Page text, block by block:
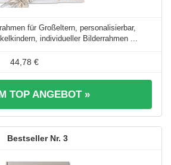
für Großeltern, personalisierbar,
individueller Bilderrahmen ...
44,78 €
TOP ANGEBOT »
3